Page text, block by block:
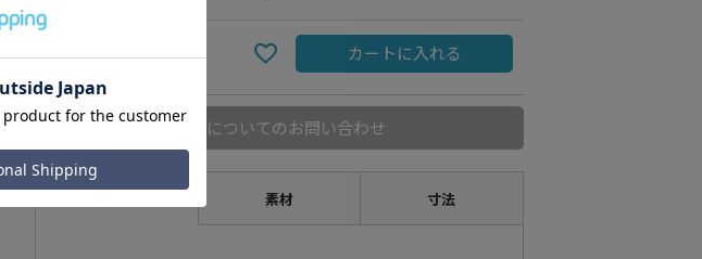
カートに入れる
商品についてのお問い合わせ
素材 寸法